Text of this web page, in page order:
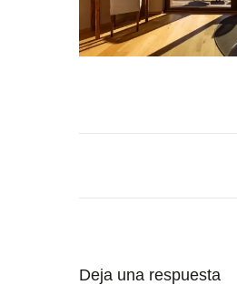
o
Deja una respuesta